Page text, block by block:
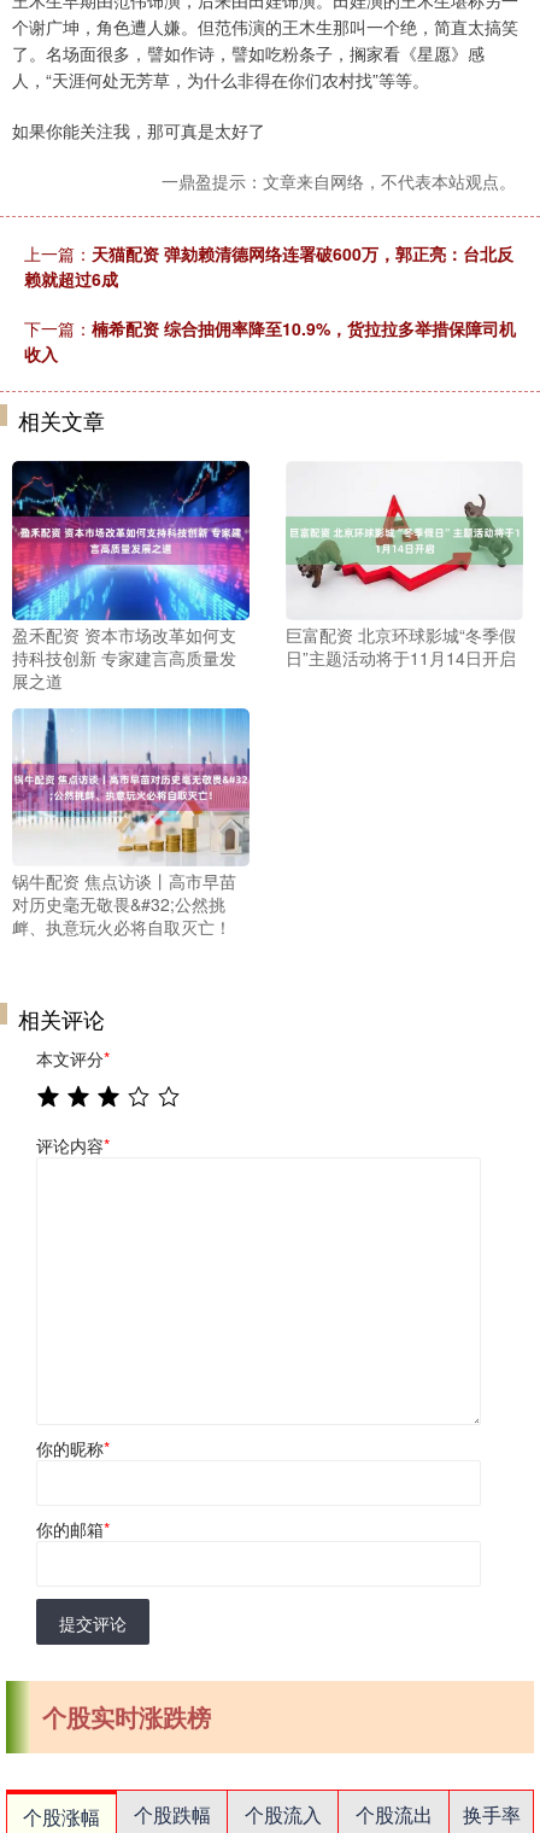
个谢广坤，角色遭人嫌。但范伟演的王木生那叫一个绝，简直太搞笑
了。名场面很多，譬如作诗，譬如吃粉条子，搁家看《星愿》感
人，“天涯何处无芳草，为什么非得在你们农村找”等等。
如果你能关注我，那可真是太好了
一鼎盈提示：文章来自网络，不代表本站观点。
上一篇： 天猫配资 弹劾赖清德网络连署破600万，郭正亮：台北反
赖就超过6成
下一篇： 楠希配资 综合抽佣率降至10.9%，货拉拉多举措保障司机
收入
相关文章
盈禾配资 资本市场改革如何支
持科技创新 专家建言高质量发
展之道
巨富配资 北京环球影城“冬季假
日”主题活动将于11月14日开启
锅牛配资 焦点访谈丨高市早苗
对历史毫无敬畏&#32;公然挑
衅、执意玩火必将自取灭亡！
相关评论
本文评分*
评论内容*
你的昵称*
你的邮箱*
提交评论
个股实时涨跌榜
个股涨幅 个股跌幅 个股流入 个股流出
换手率